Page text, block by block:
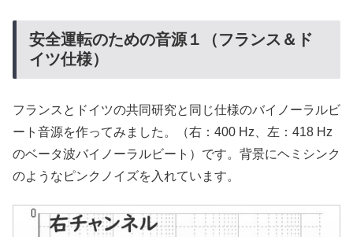
安全運転のための音源１（フランス＆ド
イツ仕様）
フランスとドイツの共同研究と同じ仕様のバイノーラルビ
ート音源を作ってみました。（右：400 Hz、左：418 Hz
のベータ波バイノーラルビート）です。背景にヘミシンク
のようなピンクノイズを入れています。